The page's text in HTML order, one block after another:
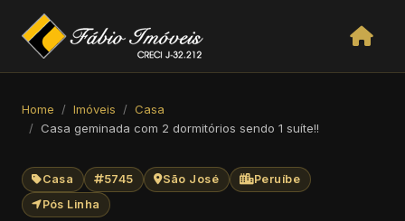
Home Imóveis
Casa
Casa geminada com 2 dormitórios sendo 1 suíte!!
Casa 5745 São José
Peruíbe
Pós Linha